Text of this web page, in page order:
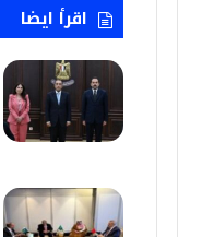
اقرأ ايضا